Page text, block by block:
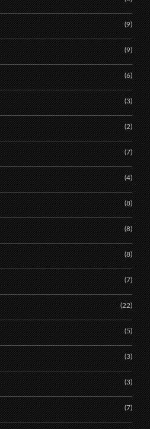
(9)
(9)
(6)
(3)
(2)
(7)
(4)
(8)
(8)
(8)
(7)
(22)
(5)
(3)
(3)
(7)